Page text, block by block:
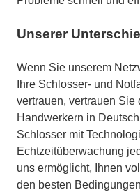
Unserer
Wenn Sie unserem
Ihre Schlosser- und
vertrauen, vertrauen Sie
Handwerkern in
Schlosser mit
Echtzeitüberwachung
uns ermöglicht, Ihnen
den besten